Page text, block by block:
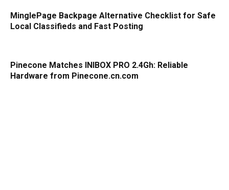
MinglePage Backpage Alternative Checklist for Safe
Local Classifieds and Fast Posting
Pinecone Matches INIBOX PRO 2.4Gh: Reliable
Hardware from Pinecone.cn.com